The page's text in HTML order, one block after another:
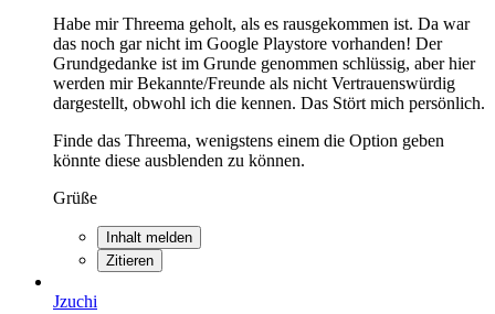
Habe mir Threema geholt, als es rausgekommen ist. Da war
das noch gar nicht im Google Playstore vorhanden! Der
Grundgedanke ist im Grunde genommen schlüssig, aber hier
werden mir Bekannte/Freunde als nicht Vertrauenswürdig
dargestellt, obwohl ich die kennen. Das Stört mich persönlich.
Finde das Threema, wenigstens einem die Option geben
könnte diese ausblenden zu können.
Grüße
Inhalt melden
Zitieren
Jzuchi